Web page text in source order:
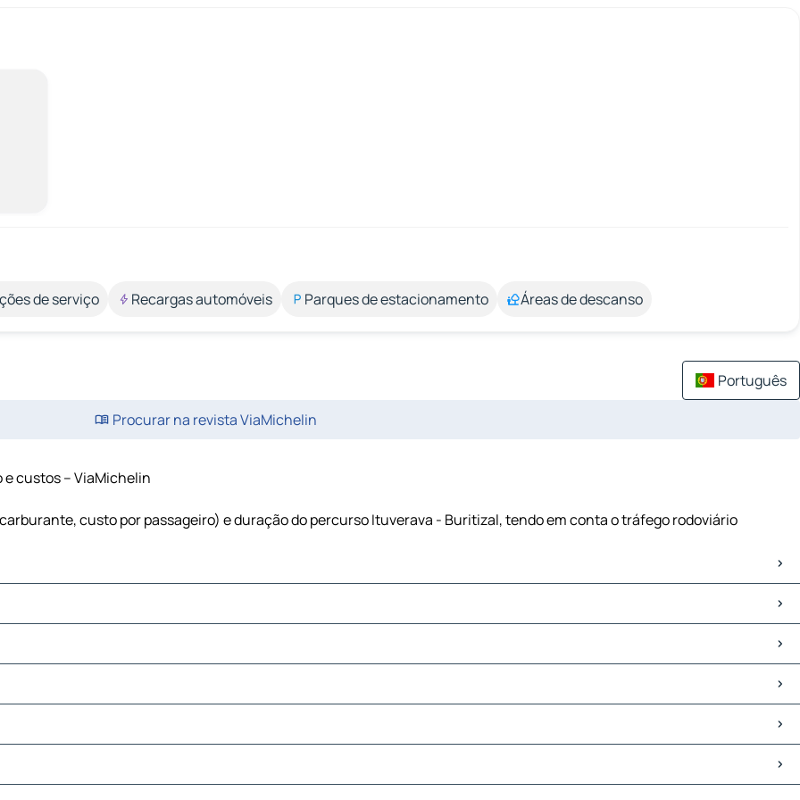
de serviço Recargas automóveis Parques de estacionamento Áreas de descanso
Português
Procurar na revista ViaMichelin
custos – ViaMichelin
custo por passageiro) e duração do percurso Ituverava - Buritizal, tendo em conta o tráfego rodoviário